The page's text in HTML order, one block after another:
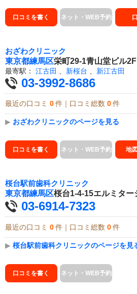
口コミを書く ネット・WEB予約
おざわクリニック
東京都練馬区栄町29-1青山堂ビル2F
最寄駅： 江古田 新桜台 新江古田
03-3992-8686
最近の口コミ 0 件｜口コミ総数 0 件
▶ おざわクリニックのページを見る
口コミを書く ネット・WEB予約 地
桜台駅前歯科クリニック
東京都練馬区桜台1-4-15エルミター
03-6914-7323
最近の口コミ 0 件｜口コミ総数 0 件
▶ 桜台駅前歯科クリニックのページを見
口コミを書く ネット・WEB予約